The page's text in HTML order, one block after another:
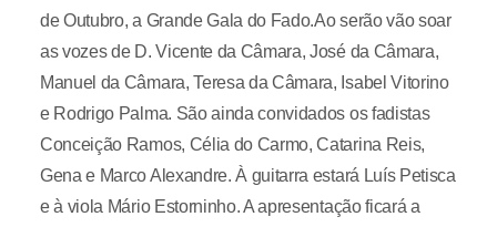
de Outubro, a Grande Gala do Fado.Ao serão vão soar
as vozes de D. Vicente da Câmara, José da Câmara,
Manuel da Câmara, Teresa da Câmara, Isabel Vitorino
e Rodrigo Palma. São ainda convidados os fadistas
Conceição Ramos, Célia do Carmo, Catarina Reis,
Gena e Marco Alexandre. À guitarra estará Luís Petisca
e à viola Mário Estorninho. A apresentação ficará a